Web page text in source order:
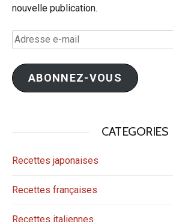
nouvelle publication.
Adresse
e-
mail
ABONNEZ-VOUS
CATEGORIES
Recettes japonaises
Recettes françaises
Recettes italiennes